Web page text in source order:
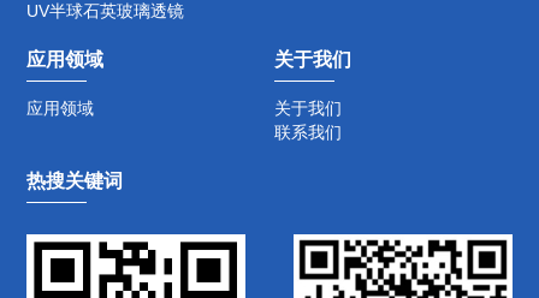
UV半球石英玻璃透镜
应用领域
应用领域
关于我们
关于我们
联系我们
热搜关键词